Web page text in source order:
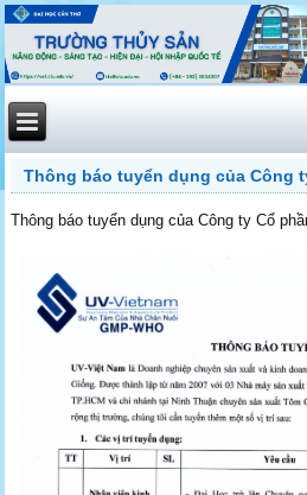
Thông báo tuyển dụng của Công
Thông báo tuyển dụng của Công ty Cổ